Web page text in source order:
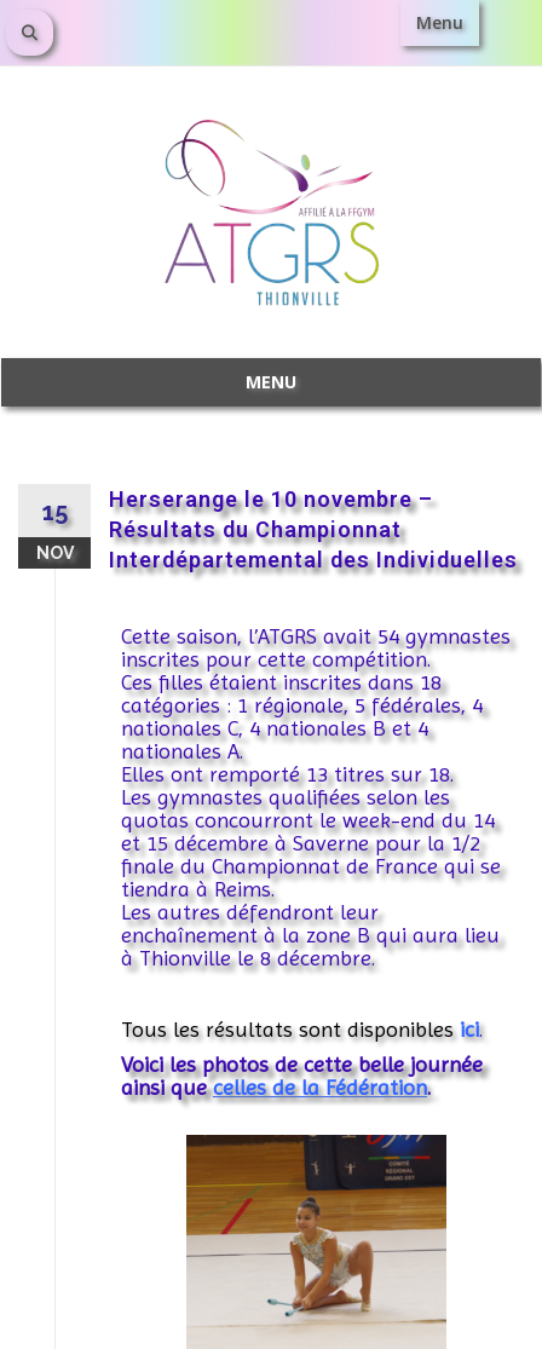
Menu
MENU
15
NOV
Herserange le 10 novembre –
Résultats du Championnat
Interdépartemental des Individuelles
Cette saison, l’ATGRS avait 54 gymnastes
inscrites pour cette compétition.
Ces filles étaient inscrites dans 18
catégories : 1 régionale, 5 fédérales, 4
nationales C, 4 nationales B et 4
nationales A.
Elles ont remporté 13 titres sur 18.
Les gymnastes qualifiées selon les
quotas concourront le week-end du 14
et 15 décembre à Saverne pour la 1/2
finale du Championnat de France qui se
tiendra à Reims.
Les autres défendront leur
enchaînement à la zone B qui aura lieu
à Thionville le 8 décembre.
Tous les résultats sont disponibles ici.
Voici les photos de cette belle journée
ainsi quecelles de la Fédération.